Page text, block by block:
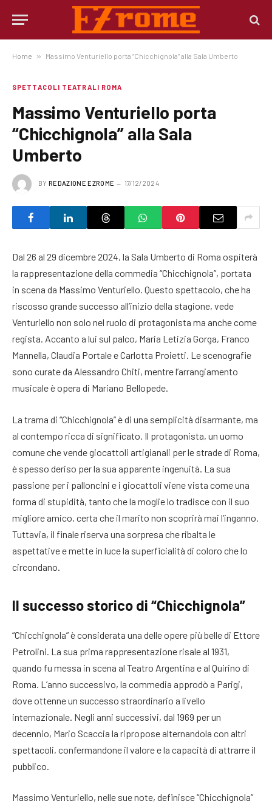
Home » Massimo Venturiello porta “Chicchignola” alla Sala Umberto
SPETTACOLI TEATRALI ROMA
Massimo Venturiello porta
“Chicchignola” alla Sala
Umberto
BY REDAZIONE EZROME 17/12/2024
Dal 26 al 29 dicembre 2024, la Sala Umberto di Roma ospiterà
la rappresentazione della commedia “Chicchignola”, portata
in scena da Massimo Venturiello. Questo spettacolo, che ha
riscosso grande successo all’inizio della stagione, vede
Venturiello non solo nel ruolo di protagonista ma anche come
regista. Accanto a lui sul palco, Maria Letizia Gorga, Franco
Mannella, Claudia Portale e Carlotta Proietti. Le scenografie
sono curate da Alessandro Chiti, mentre l’arrangiamento
musicale è opera di Mariano Bellopede.
La trama di “Chicchignola” è di una semplicità disarmante, ma
al contempo ricca di significato. Il protagonista, un uomo
comune che vende giocattoli artigianali per le strade di Roma,
è spesso deriso per la sua apparente ingenuità. La sua
passione per i palloncini e i giocattoli viene vista come una
forma di stupidità, tanto che la moglie lo tradisce con il suo
migliore amico, certa che il marito non scoprirà mai l’inganno.
Tuttavia, il finale riserva una sorpresa che ribalta le
aspettative e mette in luce la superficialità di coloro che lo
circondano.
Il successo storico di “Chicchignola”
“Chicchignola” è considerata una delle opere più belle di Ettore
Petrolini. La sua prima rappresentazione risale al 1931,
quando fu messa in scena al Teatro Argentina e al Quirino di
Roma. L’anno successivo, la commedia approdò a Parigi,
dove ottenne un successo straordinario a livello
internazionale. Negli anni successivi, dal 1969 per un
decennio, Mario Scaccia la ripropose alternandola con altri
spettacoli, confermandone il valore e la capacità di attrarre il
pubblico.
Massimo Venturiello, nelle sue note, definisce “Chicchignola”